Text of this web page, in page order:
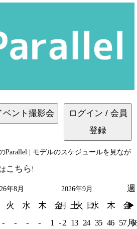
ベント撮影会
ログイン / 会員
登録
Parallel | モデルのスケジュールを見なが
こちら!
年8月
火 水 木 金 土
日
-
-
-
-
1 2 3 4 5 6 7
2026年9月
月 火 水 木
金
-
1 2 3 4 5 6
週
▶︎
月